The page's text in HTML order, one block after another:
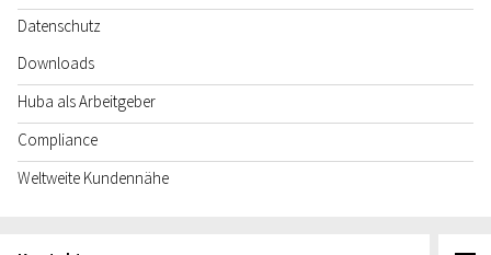
Datenschutz
Downloads
Huba als Arbeitgeber
Compliance
Weltweite Kundennähe